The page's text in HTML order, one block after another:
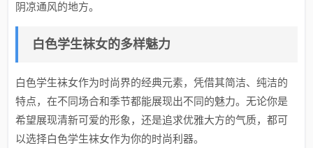
阴凉通风的地方。
白色学生袜女的多样魅力
白色学生袜女作为时尚界的经典元素，凭借其简洁、纯洁的
特点，在不同场合和季节都能展现出不同的魅力。无论你是
希望展现清新可爱的形象，还是追求优雅大方的气质，都可
以选择白色学生袜女作为你的时尚利器。